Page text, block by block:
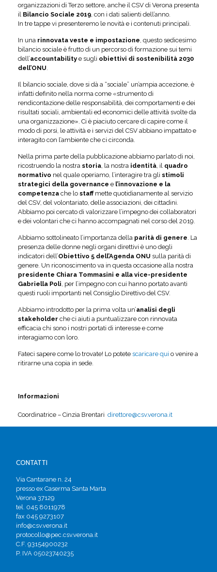
organizzazioni di Terzo settore, anche il CSV di Verona presenta
il Bilancio Sociale 2019, con i dati salienti dell’anno.
In tre tappe vi presenteremo le novità e i contenuti principali.
In una rinnovata veste e impostazione, questo sedicesimo
bilancio sociale è frutto di un percorso di formazione sui temi
dell’accountabilitye sugli obiettivi di sostenibilità 2030
dell’ONU.
Il bilancio sociale, dove si dà a “sociale” un’ampia accezione, è
infatti definito nella norma come «strumento di
rendicontazione delle responsabilità, dei comportamenti e dei
risultati sociali, ambientali ed economici delle attività svolte da
una organizzazione». Ci è piaciuto cercare di capire come il
modo di porsi, le attività e i servizi del CSV abbiano impattato e
interagito con l’ambiente che ci circonda.
Nella prima parte della pubblicazione abbiamo parlato di noi,
ricostruendo la nostra storia, la nostra identità, il quadro
normativo nel quale operiamo, l’interagire tra gli stimoli
strategici della governance e l’innovazione e la
competenzache lo staffmette quotidianamente al servizio
del CSV, del volontariato, delle associazioni, dei cittadini.
Abbiamo poi cercato di valorizzare l’impegno dei collaboratori
e dei volontari che ci hanno accompagnati nel corso del 2019.
Abbiamo sottolineato l’importanza della parità di genere. La
presenza delle donne negli organi direttivi è uno degli
indicatori dell’Obiettivo 5 dell’Agenda ONU sulla parità di
genere. Un riconoscimento va in questa occasione alla nostra
presidente Chiara Tommasini e alla vice-presidente
Gabriella Poli, per l’impegno con cui hanno portato avanti
questi ruoli importanti nel Consiglio Direttivo del CSV.
Abbiamo introdotto per la prima volta un’analisi degli
stakeholder che ci aiuti a puntualizzare con rinnovata
efficacia chi sono i nostri portati di interesse e come
interagiamo con loro.
Fateci sapere come lo trovate! Lo potete scaricare qui o venire a
ritirarne una copia in sede.
Informazioni
Coordinatrice – Cinzia Brentari direttore@csv.verona.it
CONTATTI
Via Cantarane n. 24
presso ex Caserma Santa Marta
Verona 37129
tel. 045 8011978
fax 045 9273107
info@csv.verona.it
protocollo@pec.csv.verona.it
C.F. 93154900232
P. IVA 05023740235